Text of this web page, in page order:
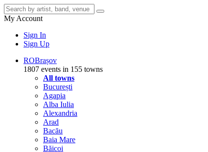
My Account
Sign In
Sign Up
ROBrașov
1807 events in 155 towns
All towns
București
Agapia
Alba Iulia
Alexandria
Arad
Bacău
Baia Mare
Băicoi